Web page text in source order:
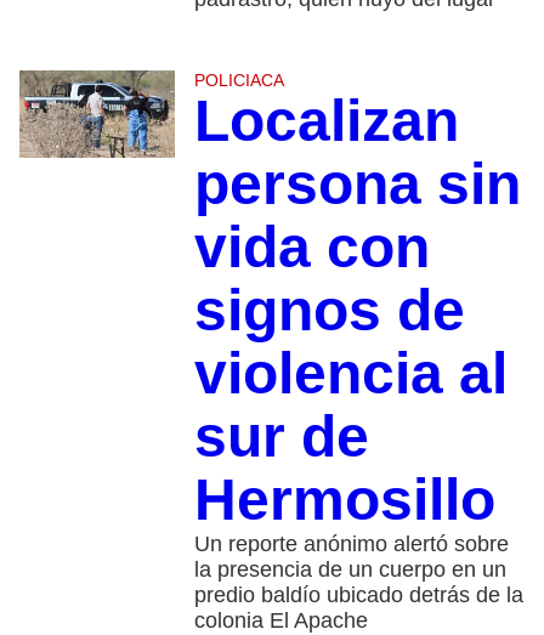
POLICIACA
Localizan
persona sin
vida con
signos de
violencia al
sur de
Hermosillo
Un reporte anónimo alertó sobre
la presencia de un cuerpo en un
predio baldío ubicado detrás de la
colonia El Apache